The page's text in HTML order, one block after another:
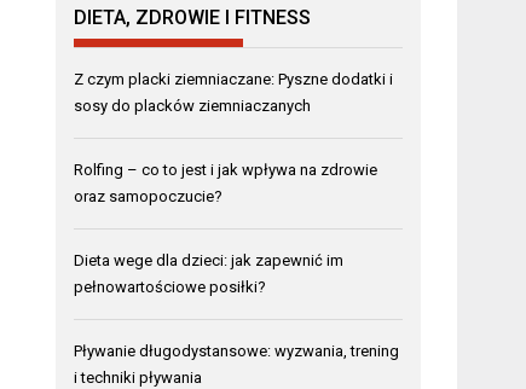
DIETA, ZDROWIE I FITNESS
Z czym placki ziemniaczane: Pyszne dodatki i
sosy do placków ziemniaczanych
Rolfing – co to jest i jak wpływa na zdrowie
oraz samopoczucie?
Dieta wege dla dzieci: jak zapewnić im
pełnowartościowe posiłki?
Pływanie długodystansowe: wyzwania, trening
i techniki pływania